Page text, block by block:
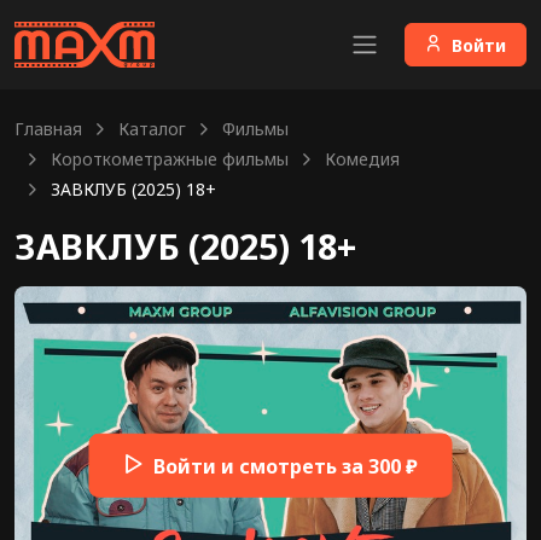
Войти
Главная Каталог
Фильмы
Короткометражные фильмы
Комедия
ЗАВКЛУБ (2025) 18+
ЗАВКЛУБ (2025) 18+
Войти и смотреть за 300 ₽